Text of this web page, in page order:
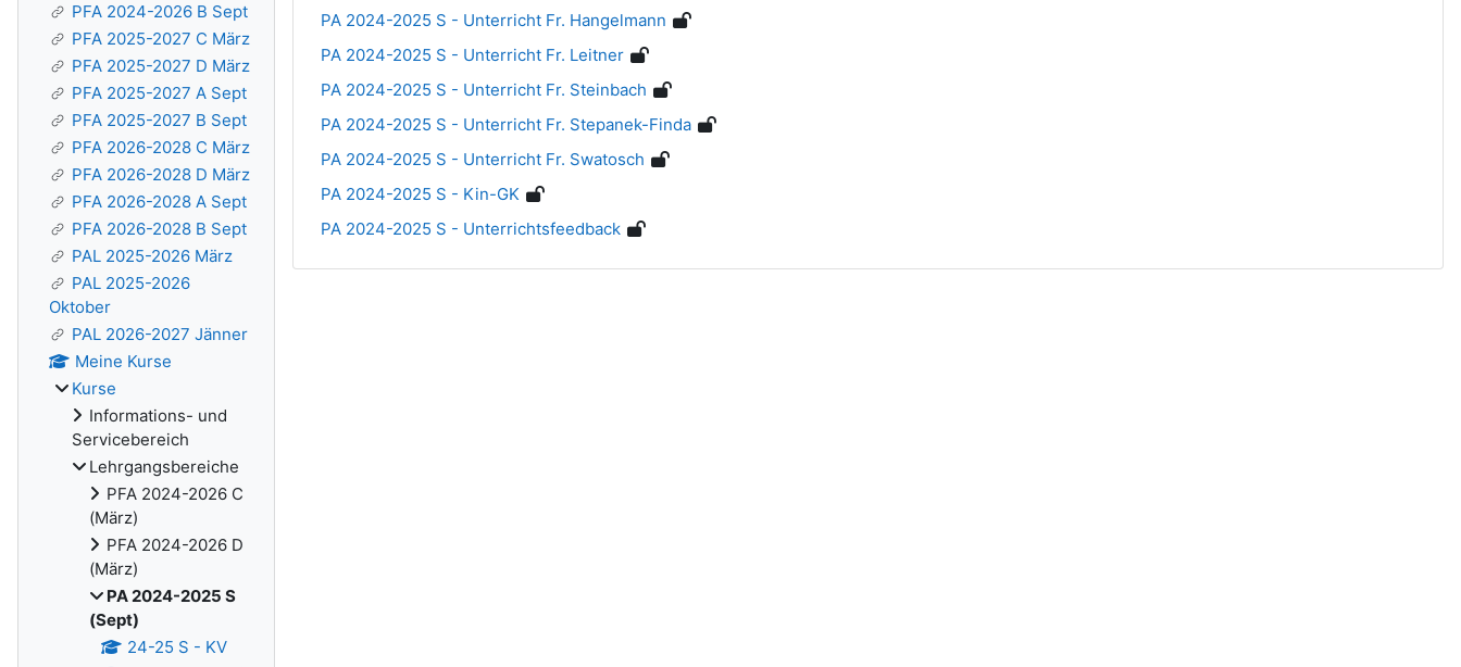
PA 2024-2025 S - Unterricht Fr. Hangelmann
PA 2024-2025 S - Unterricht Fr. Leitner
PA 2024-2025 S - Unterricht Fr. Steinbach
PA 2024-2025 S - Unterricht Fr. Stepanek-Finda
PA 2024-2025 S - Unterricht Fr. Swatosch
PA 2024-2025 S - Kin-GK
PA 2024-2025 S - Unterrichtsfeedback
PFA 2024-2026 B Sept
PFA 2025-2027 C März
PFA 2025-2027 D März
PFA 2025-2027 A Sept
PFA 2025-2027 B Sept
PFA 2026-2028 C März
PFA 2026-2028 D März
PFA 2026-2028 A Sept
PFA 2026-2028 B Sept
PAL 2025-2026 März
PAL 2025-2026
Oktober
PAL 2026-2027 Jänner
Meine Kurse
Kurse
Informations- und
Servicebereich
Lehrgangsbereiche
PFA 2024-2026 C
(März)
PFA 2024-2026 D
(März)
PA 2024-2025 S
(Sept)
24-25 S - KV